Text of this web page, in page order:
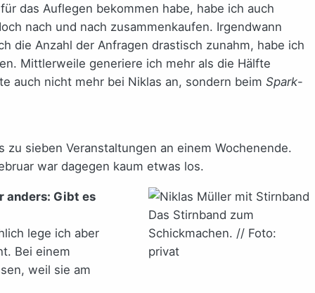
das Auflegen bekommen habe, habe ich auch
nach und nach zusammenkaufen. Irgendwann
die Anzahl der Anfragen drastisch zunahm, habe ich
Mittlerweile generiere ich mehr als die Hälfte
auch nicht mehr bei Niklas an, sondern beim Spark-
sieben Veranstaltungen an einem Wochenende.
war dagegen kaum etwas los.
Das Stirnband zum
Schickmachen. // Foto:
privat
anders: Gibt es
lege ich aber
Bei einem
weil sie am